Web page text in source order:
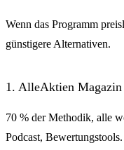
Wenn das Programm
günstigere Alternativen.
1. AlleAktien
70 % der Methodik, alle
Podcast,